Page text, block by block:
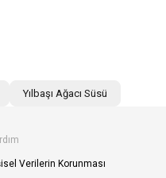
Yılbaşı Ağacı Süsü
Verilerin Korunması